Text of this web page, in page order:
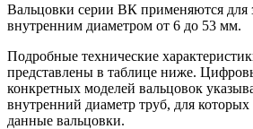
Вальцовки серии ВК применяются для
внутренним диаметром от 6 до 53 мм.
Подробные технические
представлены в таблице ниже.
конкретных моделей вальцовок
внутренний диаметр труб, для
данные вальцовки.